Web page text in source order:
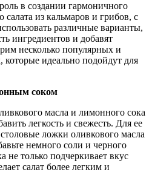
в создании гармоничного
салата из кальмаров и грибов, с
различные варианты,
ингредиентов и добавят
несколько популярных и
которые идеально подойдут для
соком
масла и лимонного сока
легкость и свежесть. Для ее
ложки оливкового масла
немного соли и черного
не только подчеркивает вкус
салат более легким и